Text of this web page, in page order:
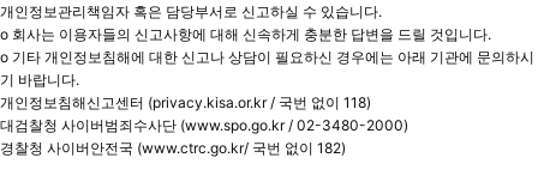
개인정보관리책임자 혹은 담당부서로 신고하실 수 있습니다.
o 회사는 이용자들의 신고사항에 대해 신속하게 충분한 답변을 드릴 것입니다.
o 기타 개인정보침해에 대한 신고나 상담이 필요하신 경우에는 아래 기관에 문의하시
기 바랍니다.
개인정보침해신고센터 (privacy.kisa.or.kr / 국번 없이 118)
대검찰청 사이버범죄수사단 (www.spo.go.kr / 02-3480-2000)
경찰청 사이버안전국 (www.ctrc.go.kr/ 국번 없이 182)